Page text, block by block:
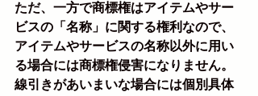
ただ、一方で商標権はアイテムやサー
ビスの「名称」に関する権利なので、
アイテムやサービスの名称以外に用い
る場合には商標権侵害になりません。
線引きがあいまいな場合には個別具体